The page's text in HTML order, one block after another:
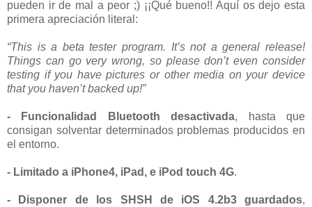
pueden ir de mal a peor ;) ¡¡Qué bueno!! Aquí os dejo esta
primera apreciación literal:
“This is a beta tester program. It’s not a general release!
Things can go very wrong, so please don’t even consider
testing if you have pictures or other media on your device
that you haven’t backed up!”
- Funcionalidad Bluetooth desactivada, hasta que
consigan solventar determinados problemas producidos en
el entorno.
- Limitado a iPhone4, iPad, e iPod touch 4G.
- Disponer de los SHSH de iOS 4.2b3 guardados,